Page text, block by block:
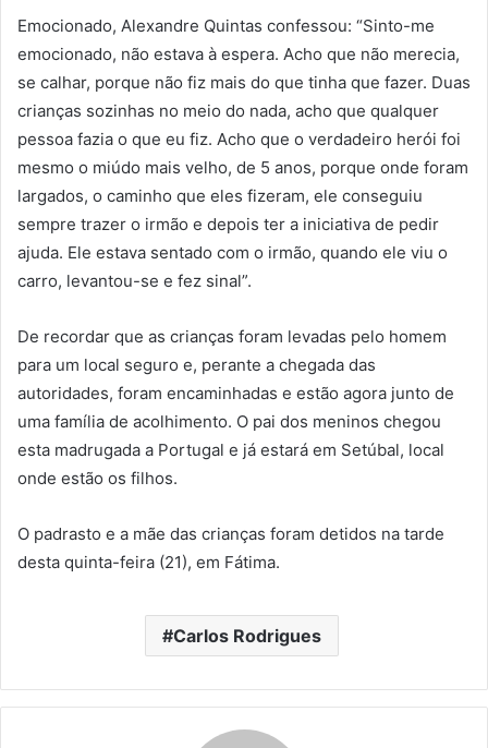
Emocionado, Alexandre Quintas confessou: “Sinto-me
emocionado, não estava à espera. Acho que não merecia,
se calhar, porque não fiz mais do que tinha que fazer. Duas
crianças sozinhas no meio do nada, acho que qualquer
pessoa fazia o que eu fiz. Acho que o verdadeiro herói foi
mesmo o miúdo mais velho, de 5 anos, porque onde foram
largados, o caminho que eles fizeram, ele conseguiu
sempre trazer o irmão e depois ter a iniciativa de pedir
ajuda. Ele estava sentado com o irmão, quando ele viu o
carro, levantou-se e fez sinal”.
De recordar que as crianças foram levadas pelo homem
para um local seguro e, perante a chegada das
autoridades, foram encaminhadas e estão agora junto de
uma família de acolhimento. O pai dos meninos chegou
esta madrugada a Portugal e já estará em Setúbal, local
onde estão os filhos.
O padrasto e a mãe das crianças foram detidos na tarde
desta quinta-feira (21), em Fátima.
Carlos Rodrigues